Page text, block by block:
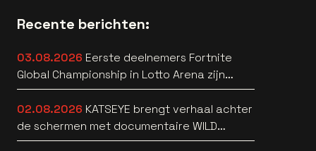
Recente berichten:
03.08.2026 Eerste deelnemers Fortnite
Global Championship in Lotto Arena zijn
bekend
02.08.2026 KATSEYE brengt verhaal achter
de schermen met documentaire WILD
HEARTS [trailer]